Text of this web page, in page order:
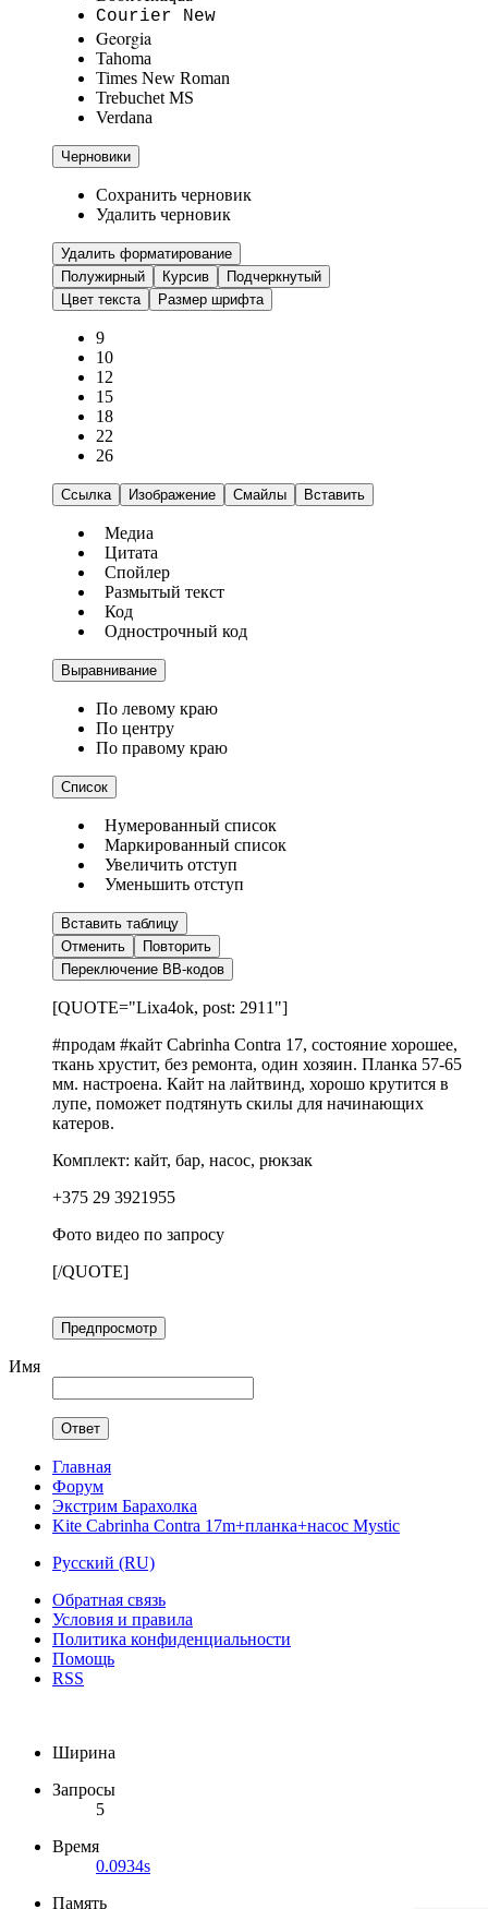
Courier New
Georgia
Tahoma
Times New Roman
Trebuchet MS
Verdana
Черновики
Сохранить черновик
Удалить черновик
Удалить форматирование
Полужирный
Курсив
Подчеркнутый
Цвет текста
Размер шрифта
9
10
12
15
18
22
26
Ссылка Изображение Смайлы Вставить
Медиа
Цитата
Спойлер
Размытый текст
Код
Однострочный код
Выравнивание
По левому краю
По центру
По правому краю
Список
Нумерованный список
Маркированный список
Увеличить отступ
Уменьшить отступ
Вставить таблицу
Отменить
Повторить
Переключение BB-кодов
[QUOTE="Lixa4ok, post: 2911"]
#продам #кайт Cabrinha Contra 17, состояние хорошее,
ткань хрустит, без ремонта, один хозяин. Планка 57-65
мм. настроена. Кайт на лайтвинд, хорошо крутится в
лупе, поможет подтянуть скилы для начинающих
катеров.
Комплект: кайт, бар, насос, рюкзак
+375 29 3921955
Фото видео по запросу
[/QUOTE]
Предпросмотр
Имя
Ответ
Главная
Форум
Экстрим Барахолка
Kite Cabrinha Contra 17m+планка+насос Mystic
Русский (RU)
Обратная связь
Условия и правила
Политика конфиденциальности
Помощь
RSS
Ширина
Запросы
5
Время
0.0934s
Память